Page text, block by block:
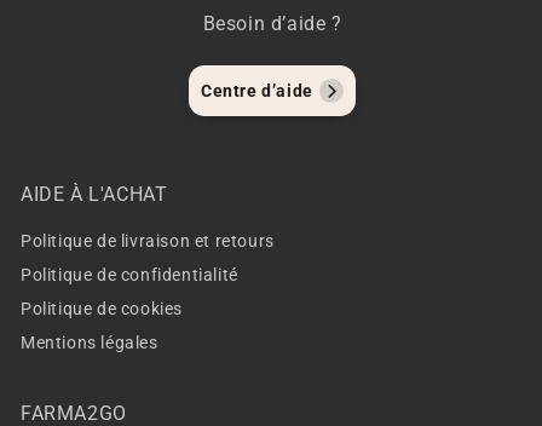
Besoin d’aide ?
Centre d’aide
AIDE À L'ACHAT
Politique de livraison et retours
Politique de confidentialité
Politique de cookies
Mentions légales
FARMA2GO